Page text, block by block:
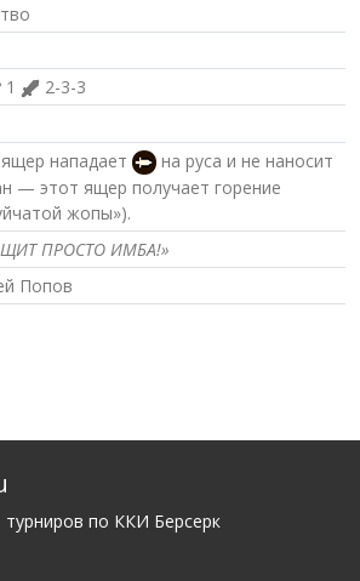
1
2-3-3
нападает
на руса и не наносит
— этот ящер получает горение
жопы»).
ЩИТ ПРОСТО ИМБА!»
Попов
турниров по ККИ Берсерк